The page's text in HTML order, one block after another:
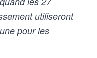
utiliseront
pour les